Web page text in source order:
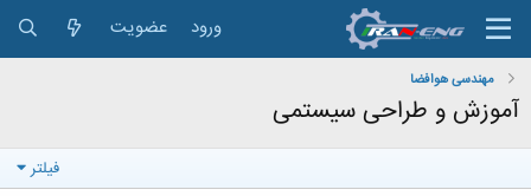
ورود عضویت
مهندسی هوافضا
آموزش و طراحی سیستمی
فیلتر